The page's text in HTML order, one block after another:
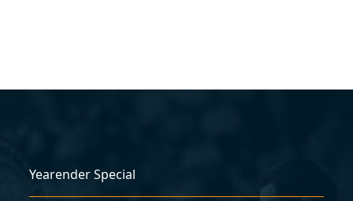
Yearender Special